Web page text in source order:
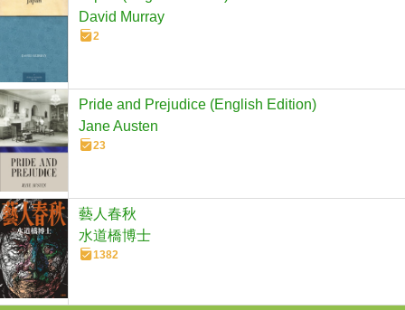
David Murray
2
Pride and Prejudice (English Edition)
Jane Austen
23
藝人春秋
水道橋博士
1382